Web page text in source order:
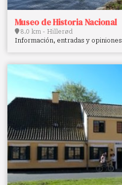
Museo de Historia Nacional
8.0 km - Hillerød
Información, entradas y opiniones